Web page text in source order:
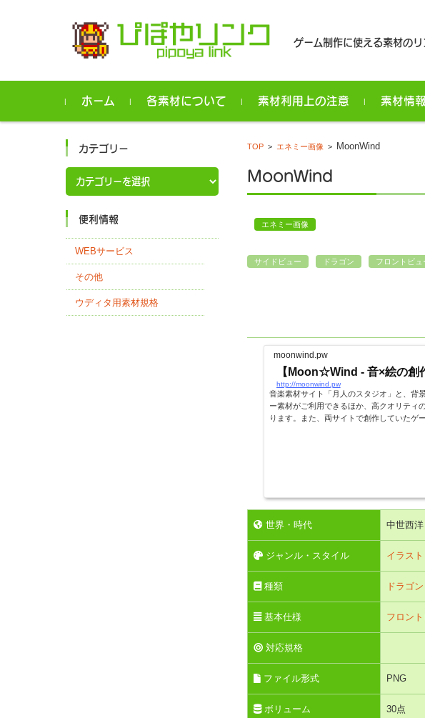
ゲーム制作に使える素材のリ
コンテンツに移動
ホーム 各素材について 素材利用上の注意 素材情
TOP > エネミー画像 > MoonWind
MoonWind
エネミー画像
サイドビュー ドラゴン フロントビュ
moonwind.pw
【Moon☆Wind - 音×絵の創
http://moonwind.pw
音楽素材サイト「月人のスタジオ」と、背
ー素材がご利用できるほか、高クオリティ
ります。また、両サイトで創作していたゲ
世界・時代 中世西
ジャンル・スタイル イラスト
種類 ドラゴン
基本仕様 フロン
対応規格
ファイル形式 PNG
ボリューム 30点
カテゴリー
カ
リ
ー
便利情報
WEBサービス
その他
ウディタ用素材規格